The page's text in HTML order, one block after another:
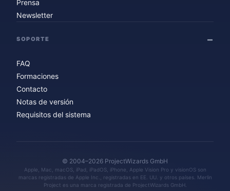
Prensa
Newsletter
SOPORTE
FAQ
Formaciones
Contacto
Notas de versión
Requisitos del sistema
© 2004–2026 ProjectWizards GmbH
Apple, Mac, macOS, iPad, iPadOS, iPhone, Apple Vision Pro y visionOS son
marcas registradas de Apple Inc., registradas en EE. UU. y otros países. Merlin
Project es una marca registrada de ProjectWizards GmbH.